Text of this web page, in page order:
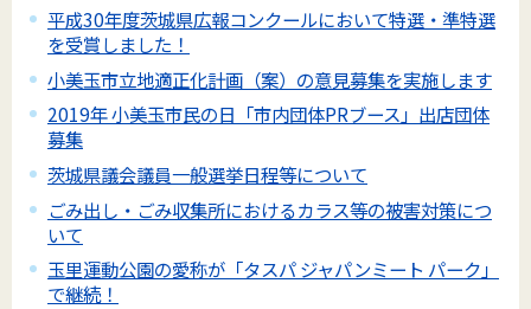
平成30年度茨城県広報コンクールにおいて特選・準特選
を受賞しました！
小美玉市立地適正化計画（案）の意見募集を実施します
2019年 小美玉市民の日「市内団体PRブース」出店団体
募集
茨城県議会議員一般選挙日程等について
ごみ出し・ごみ収集所におけるカラス等の被害対策につ
いて
玉里運動公園の愛称が「タスパ ジャパンミート パーク」
で継続！